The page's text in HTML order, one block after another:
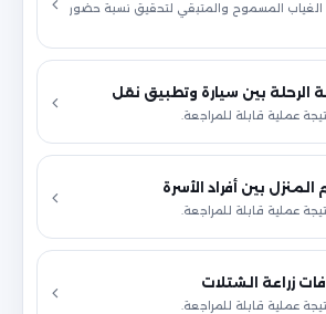
الغياب المسموح والمتبقي لتحقيق نسبة حضور
الرحلة بين سيارة وتطبيق نقل
عملية قابلة للمراجعة.
بين أفراد الأسرة
عملية قابلة للمراجعة.
زراعة الشتلات
عملية قابلة للمراجعة.